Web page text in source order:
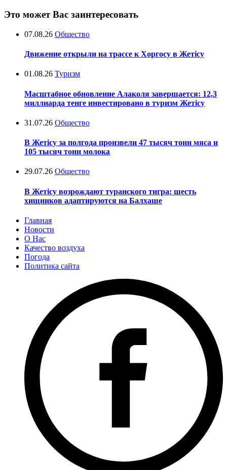
Это может Вас заинтересовать
07.08.26 Общество
Движение открыли на трассе к Хоргосу в Жетісу
01.08.26 Туризм
Масштабное обновление Алаколя завершается: 12,3
миллиарда тенге инвестировано в туризм Жетісу
31.07.26 Общество
В Жетісу за полгода произвели 47 тысяч тонн мяса и
105 тысяч тонн молока
29.07.26 Общество
В Жетісу возрождают туранского тигра: шесть
хищников адаптируются на Балхаше
Главная
Новости
О Нас
Качество воздуха
Погода
Политика сайта